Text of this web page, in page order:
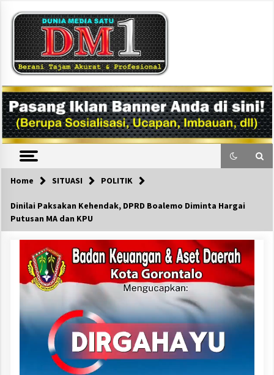
content
DM1
Home SITUASI POLITIK
Dinilai Paksakan Kehendak, DPRD Boalemo Diminta Hargai
Putusan MA dan KPU